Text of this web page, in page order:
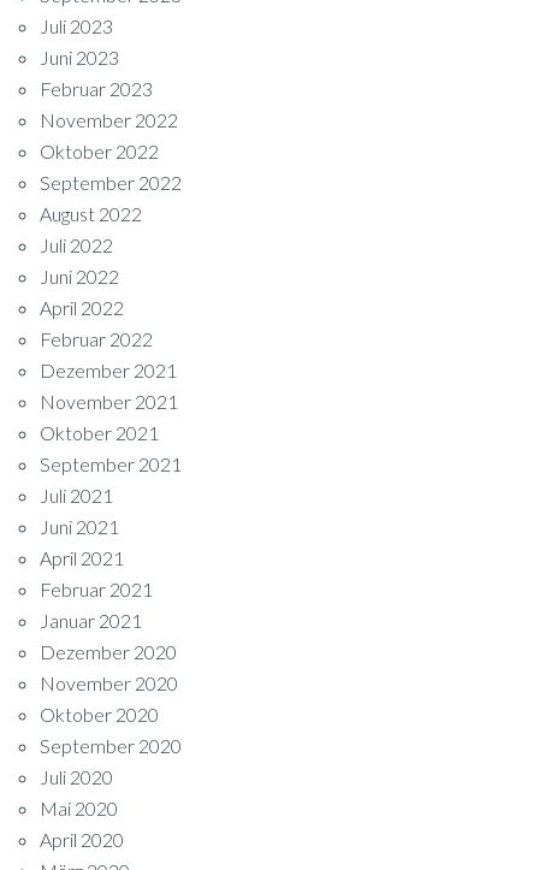
Juli 2023
Juni 2023
Februar 2023
November 2022
Oktober 2022
September 2022
August 2022
Juli 2022
Juni 2022
April 2022
Februar 2022
Dezember 2021
November 2021
Oktober 2021
September 2021
Juli 2021
Juni 2021
April 2021
Februar 2021
Januar 2021
Dezember 2020
November 2020
Oktober 2020
September 2020
Juli 2020
Mai 2020
April 2020